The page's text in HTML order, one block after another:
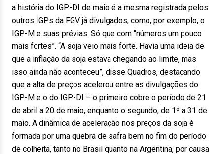
a história do IGP-DI de maio é a mesma registrada pelos
outros IGPs da FGV já divulgados, como, por exemplo, o
IGP-M e suas prévias. Só que com “números um pouco
mais fortes”. “A soja veio mais forte. Havia uma ideia de
que a inflação da soja estava chegando ao limite, mas
isso ainda não aconteceu”, disse Quadros, destacando
que a alta de preços acelerou entre as divulgações do
IGP-M e o do IGP-DI – o primeiro cobre o período de 21
de abril a 20 de maio, enquanto o segundo, de 1º a 31 de
maio. A dinâmica de aceleração nos preços da soja é
formada por uma quebra de safra bem no fim do período
de colheita, tanto no Brasil quanto na Argentina, por causa